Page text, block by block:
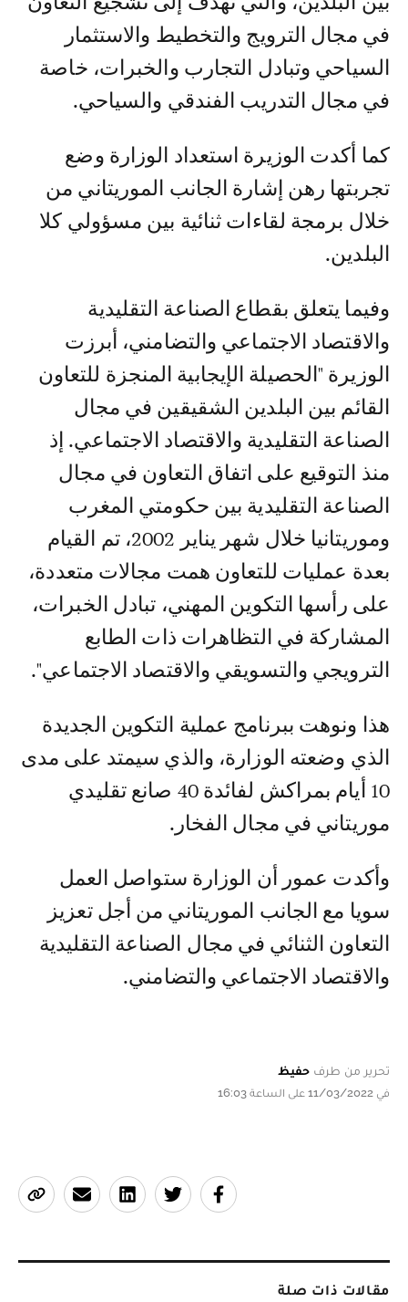
في مجال الترويج والتخطيط والاستثمار
السياحي وتبادل التجارب والخبرات، خاصة
في مجال التدريب الفندقي والسياحي.
كما أكدت الوزيرة استعداد الوزارة وضع
تجربتها رهن إشارة الجانب الموريتاني من
خلال برمجة لقاءات ثنائية بين مسؤولي كلا
البلدين.
وفيما يتعلق بقطاع الصناعة التقليدية
والاقتصاد الاجتماعي والتضامني، أبرزت
الوزيرة "الحصيلة الإيجابية المنجزة للتعاون
القائم بين البلدين الشقيقين في مجال
الصناعة التقليدية والاقتصاد الاجتماعي. إذ
منذ التوقيع على اتفاق التعاون في مجال
الصناعة التقليدية بين حكومتي المغرب
وموريتانيا خلال شهر يناير 2002، تم القيام
بعدة عمليات للتعاون همت مجالات متعددة،
على رأسها التكوين المهني، تبادل الخبرات،
المشاركة في التظاهرات ذات الطابع
الترويجي والتسويقي والاقتصاد الاجتماعي".
هذا ونوهت ببرنامج عملية التكوين الجديدة
الذي وضعته الوزارة، والذي سيمتد على مدى
10 أيام بمراكش لفائدة 40 صانع تقليدي
موريتاني في مجال الفخار.
وأكدت عمور أن الوزارة ستواصل العمل
سويا مع الجانب الموريتاني من أجل تعزيز
التعاون الثنائي في مجال الصناعة التقليدية
والاقتصاد الاجتماعي والتضامني.
تحرير من طرف حفيظ
في 11/03/2022 على الساعة 16:03
مقالات ذات صلة